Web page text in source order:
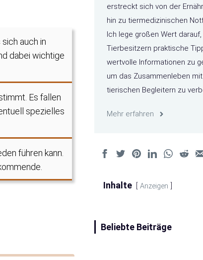
auch in
dabei wichtige
Es fallen
spezielles
führen kann.
erstreckt sich von der
hin zu tiermedizinischen
Ich lege großen Wert darauf,
Tierbesitzern praktische
wertvolle Informationen zu
um das Zusammenleben
tierischen Begleitern zu
Mehr erfahren
Inhalte Anzeigen
Beliebte Beiträge